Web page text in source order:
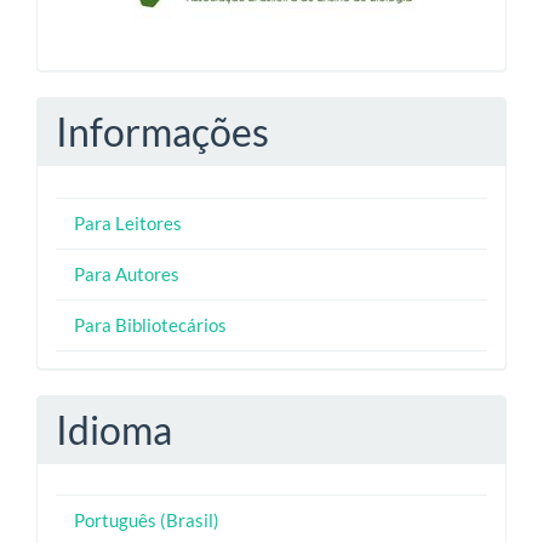
Informações
Para Leitores
Para Autores
Para Bibliotecários
Idioma
Português (Brasil)